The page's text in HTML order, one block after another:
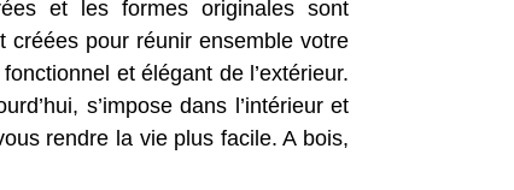
et les formes originales sont
créées pour réunir ensemble votre
et élégant de l’extérieur.
s’impose dans l’intérieur et
rendre la vie plus facile. A bois,